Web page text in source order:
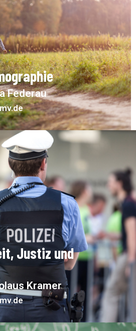
Federau
Justiz und
Kramer